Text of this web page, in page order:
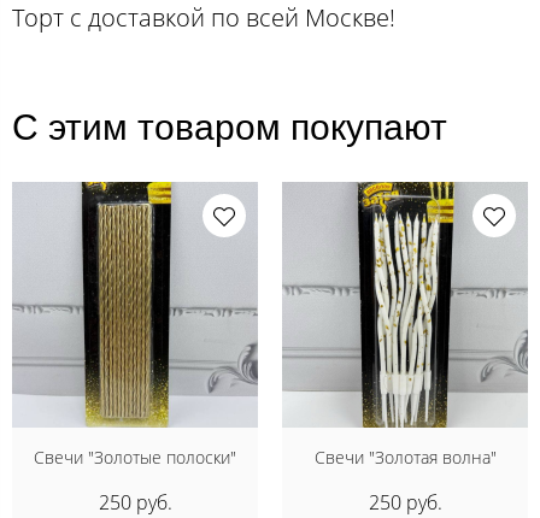
Торт с доставкой по всей Москве!
С этим товаром покупают
Свечи "Золотые полоски"
250 руб.
Свечи "Золотая волна"
250 руб.